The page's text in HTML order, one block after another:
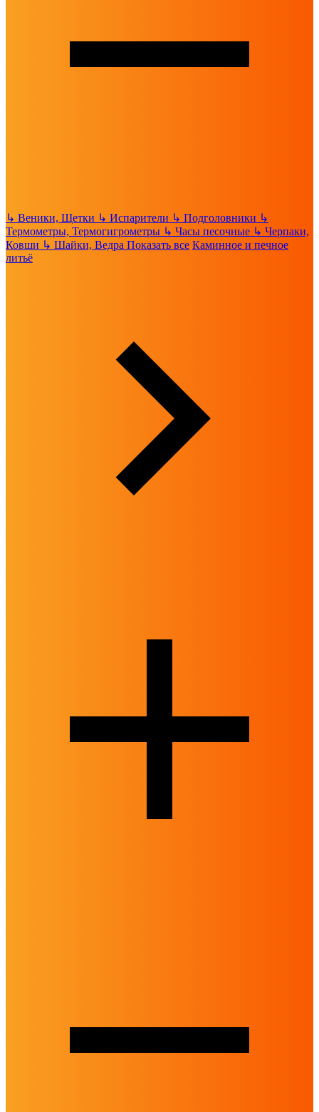
↳ Веники, Щетки ↳ Испарители ↳ Подголовники ↳
Термометры, Термогигрометры ↳ Часы песочные ↳ Черпаки,
Ковши ↳ Шайки, Ведра Показать все Каминное и печное
литьё